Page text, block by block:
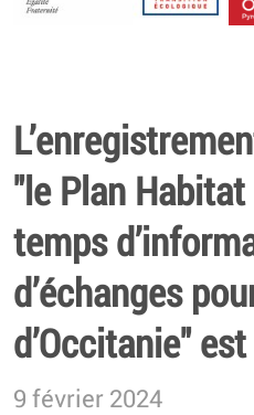
"le Plan
temps
d’échanges
d’Occitanie"
9 février 2024